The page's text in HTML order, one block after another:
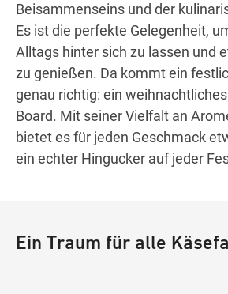
Beisammenseins und der
Es ist die perfekte Gelegenheit,
Alltags hinter sich zu lassen und
zu genießen. Da kommt ein
genau richtig: ein
Board. Mit seiner Vielfalt an
bietet es für jeden Geschmack
ein echter Hingucker auf jeder
Ein Traum für alle